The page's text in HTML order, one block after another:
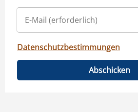
Datenschutzbestimmungen
Abschicken